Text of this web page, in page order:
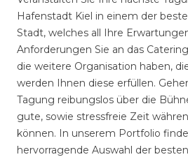
Hafenstadt Kiel in einem der
Stadt, welches all Ihre
Anforderungen Sie an das
die weitere Organisation haben,
werden Ihnen diese erfüllen.
Tagung reibungslos über die
gute, sowie stressfreie Zeit
können. In unserem Portfolio
hervorragende Auswahl der besten